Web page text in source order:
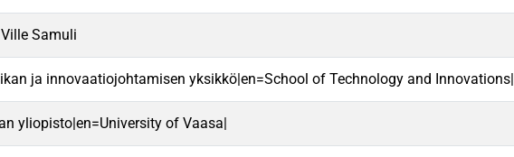
Samuli
ja innovaatiojohtamisen yksikkö|en=School of Technology and Innovations|
yliopisto|en=University of Vaasa|